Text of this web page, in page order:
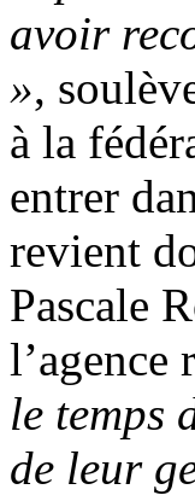
avoir
»,
à la
entrer
revient
Pascale
le temps
de leur